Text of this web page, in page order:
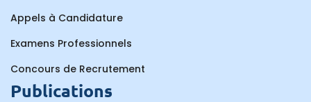
Appels à Candidature
Examens Professionnels
Concours de Recrutement
Publications